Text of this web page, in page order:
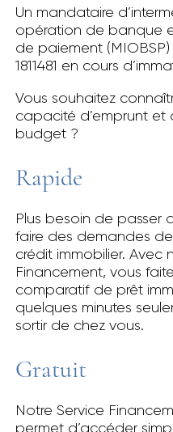
Un mandataire
opération de banque
de paiement (MIOBSP)
1811481 en cours
Vous souhaitez
capacité d’emprunt et
budget ?
Rapide
Plus besoin de passer
faire des demandes
crédit immobilier. Avec
Financement, vous
comparatif de prêt
quelques minutes
sortir de chez vous.
Gratuit
Notre Service
permet d’accéder